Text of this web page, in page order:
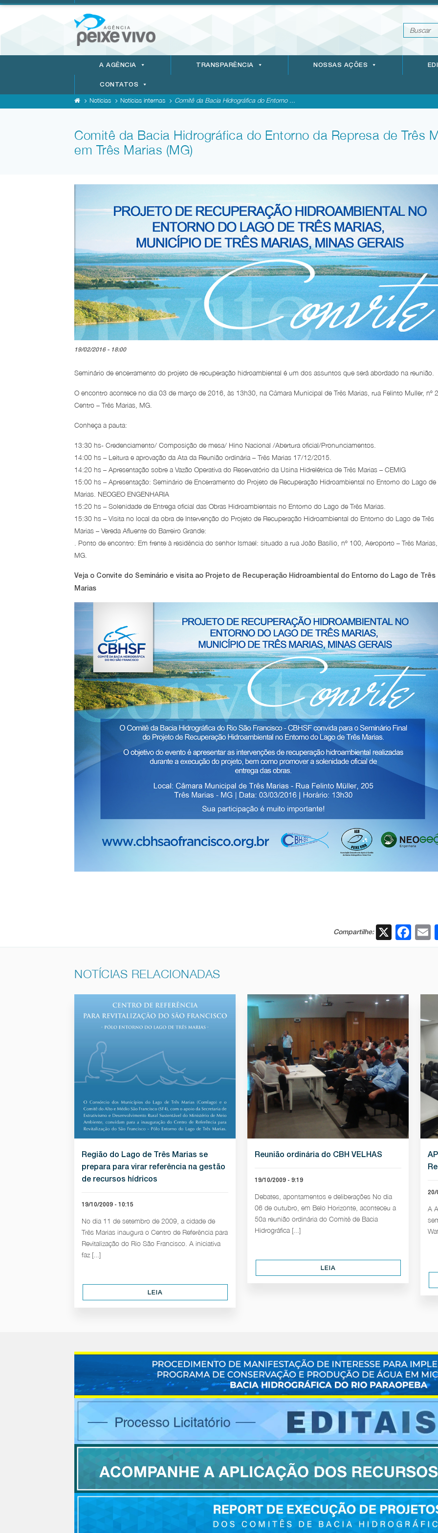
A AGÊNCIA TRANSPARÊNCIA NOSSAS AÇÕES
CONTATOS
Notícias Notícias internas Comitê da Bacia Hidrográfica do Entorno ...
Comitê da Bacia Hidrográfica do Entorno da Represa de Três
em Três Marias (MG)
19/02/2016 - 18:00
Seminário de encerramento do projeto de recuperação hidroambiental é um dos assuntos que será abordado na reunião.
O encontro acontece no dia 03 de março de 2016, às 13h30, na Câmara Municipal de Três Marias, rua Felinto Muller, nº
Centro – Três Marias, MG.
Conheça a pauta:
13:30 hs- Credenciamento/ Composição de mesa/ Hino Nacional /Abertura oficial/Pronunciamentos.
14:00 hs – Leitura e aprovação da Ata da Reunião ordinária – Três Marias 17/12/2015.
14:20 hs – Apresentação sobre a Vazão Operativa do Reservatório da Usina Hidrelétrica de Três Marias – CEMIG
15:00 hs – Apresentação: Seminário de Encerramento do Projeto de Recuperação Hidroambiental no Entorno do Lago de
Marias. NEOGEO ENGENHARIA
15:20 hs – Solenidade de Entrega oficial das Obras Hidroambientais no Entorno do Lago de Três Marias.
15:30 hs – Visita no local da obra de Intervenção do Projeto de Recuperação Hidroambiental do Entorno do Lago de Três
Marias – Vereda Afluente do Barreiro Grande:
. Ponto de encontro: Em frente à residência do senhor Ismael: situado a rua João Basílio, nº 100, Aeroporto – Três Marias,
MG.
Veja o Convite do Seminário e visita ao Projeto de Recuperação Hidroambiental do Entorno do Lago de Três
Marias
Compartilhe: X
NOTÍCIAS RELACIONADAS
Região do Lago de Três Marias se
prepara para virar referência na gestão
de recursos hídricos
19/10/2009 - 10:15
No dia 11 de setembro de 2009, a cidade de
Três Marias inaugura o Centro de Referência para
Revitalização do Rio São Francisco. A iniciativa
faz [...]
LEIA
Reunião ordinária do CBH VELHAS
19/10/2009 - 9:19
Debates, apontamentos e deliberações No dia
06 de outubro, em Belo Horizonte, aconteceu a
50a reunião ordinária do Comitê de Bacia
Hidrográfica [...]
LEIA
20/
A